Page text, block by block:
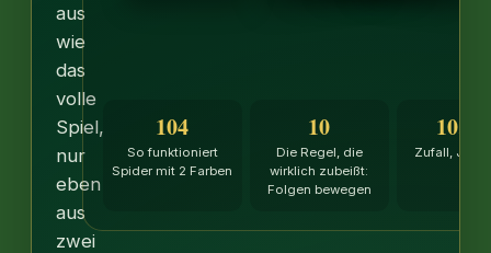
aus
wie
das
volle
Spiel,
nur
eben
aus
zwei
104
So funktioniert
Spider mit 2 Farben
10
Die Regel, die
wirklich zubeißt:
Folgen bewegen
Zufall, Juni